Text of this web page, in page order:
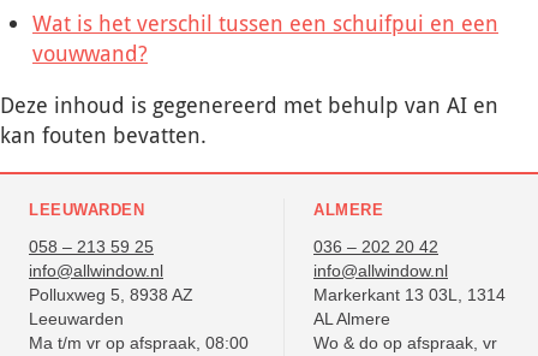
Wat is het verschil tussen een schuifpui en een
vouwwand?
Deze inhoud is gegenereerd met behulp van AI en
kan fouten bevatten.
LEEUWARDEN
058 – 213 59 25
info@allwindow.nl
Polluxweg 5, 8938 AZ
Leeuwarden
Ma t/m vr op afspraak, 08:00
ALMERE
036 – 202 20 42
info@allwindow.nl
Markerkant 13 03L, 1314
AL Almere
Wo & do op afspraak, vr